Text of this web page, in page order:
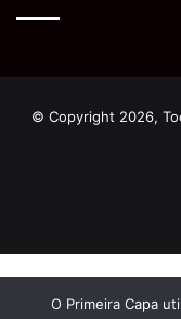
© Copyright 2026,
O Primeira Capa